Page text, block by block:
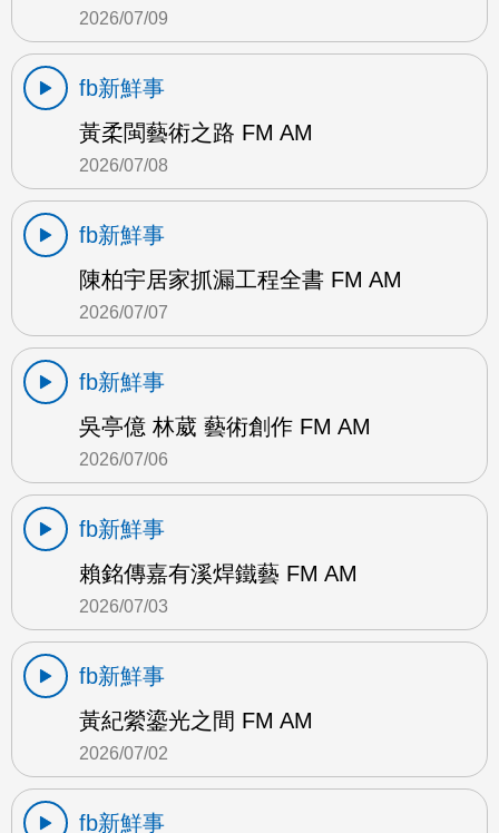
2026/07/09
fb新鮮事
黃柔閩藝術之路 FM AM
2026/07/08
fb新鮮事
陳柏宇居家抓漏工程全書 FM AM
2026/07/07
fb新鮮事
吳亭億 林葳 藝術創作 FM AM
2026/07/06
fb新鮮事
賴銘傳嘉有溪焊鐵藝 FM AM
2026/07/03
fb新鮮事
黃紀縈鎏光之間 FM AM
2026/07/02
fb新鮮事